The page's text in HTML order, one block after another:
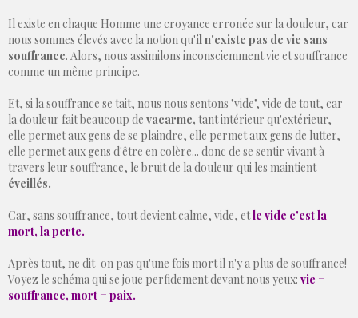
Il existe en chaque Homme une croyance erronée sur la douleur, car
nous sommes élevés avec la notion qu'il n'existe pas de vie sans
souffrance. Alors, nous assimilons inconsciemment vie et souffrance
comme un même principe.
Et, si la souffrance se tait, nous nous sentons "vide", vide de tout, car
la douleur fait beaucoup de vacarme, tant intérieur qu'extérieur,
elle permet aux gens de se plaindre, elle permet aux gens de lutter,
elle permet aux gens d'être en colère... donc de se sentir vivant à
travers leur souffrance, le bruit de la douleur qui les maintient
éveillés.
Car, sans souffrance, tout devient calme, vide, etle vide c'est la
mort, la perte.
Après tout, ne dit-on pas qu'une fois mort il n'y a plus de souffrance!
Voyez le schéma qui se joue perfidement devant nous yeux: vie =
souffrance, mort = paix.